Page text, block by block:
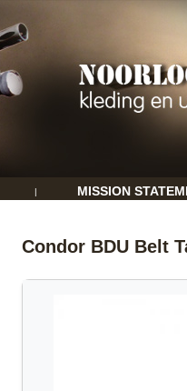
| MISSION
Condor BDU Belt